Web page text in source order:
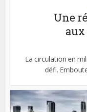
Une
La circulation en
défi.